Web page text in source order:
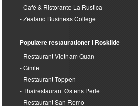
Café & Ristorante La Rustica
Zealand Business College
Populære restaurationer i Roskilde
Restaurant Vietnam Quan
Gimle
Restaurant Toppen
Thairestaurant Østens Perle
Restaurant San Remo